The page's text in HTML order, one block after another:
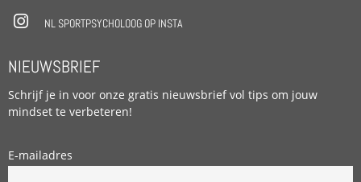
NL SPORTPSYCHOLOOG OP INSTA
NIEUWSBRIEF
Schrijf je in voor onze gratis nieuwsbrief vol tips om jouw
mindset te verbeteren!
E-mailadres